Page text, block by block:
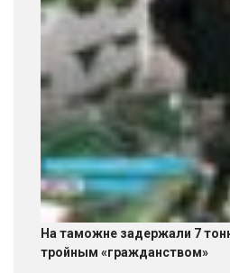
На таможне задержали 7
тройным «гражданством»